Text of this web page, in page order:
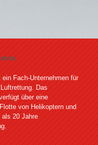
ein Fach-Unternehmen für
Das
über eine
von Helikoptern und
als 20 Jahre